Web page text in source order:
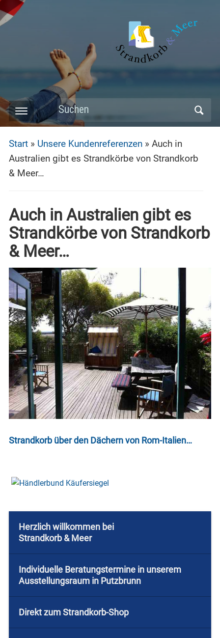
Skip
to
main
content
Toggle
menu
Search
for:
Start» Unsere Kundenreferenzen» Auch in
Australien gibt es Strandkörbe von Strandkorb
& Meer…
Herzlich willkommen bei
Strandkorb & Meer
Individuelle Beratungstermine in unserem
Ausstellungsraum in Putzbrunn
Direkt zum Strandkorb-Shop
Auch in Australien gibt es
Strandkörbe von Strandkorb
& Meer…
Strandkorb über den Dächern von Rom-Italien…